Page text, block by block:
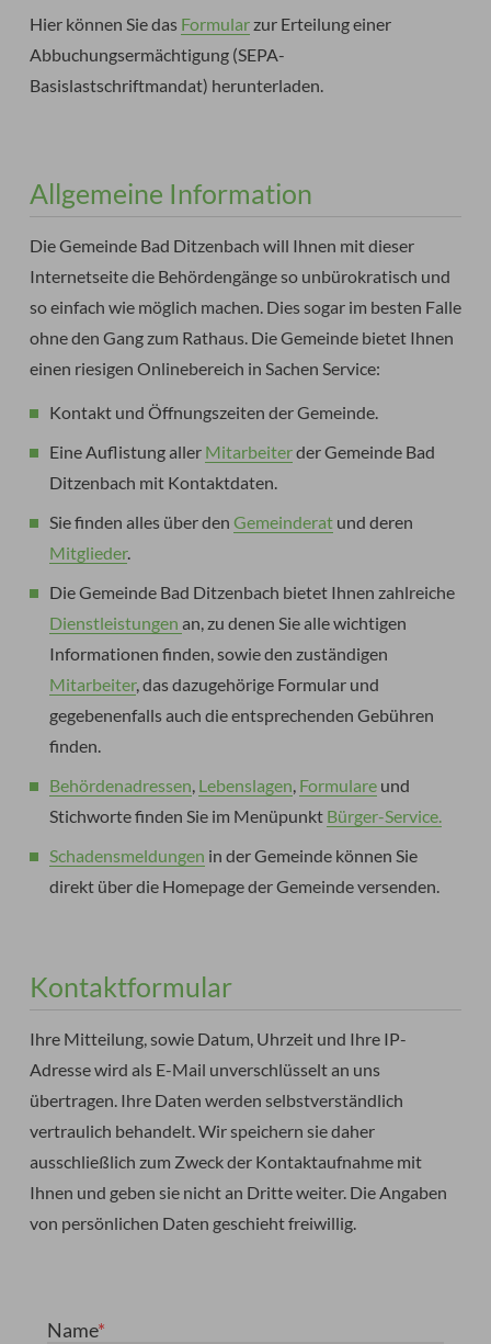
Hier können Sie das Formularzur Erteilung einer
Abbuchungsermächtigung (SEPA-
Basislastschriftmandat) herunterladen.
Allgemeine Information
Die Gemeinde Bad Ditzenbach will Ihnen mit dieser
Internetseite die Behördengänge so unbürokratisch und
so einfach wie möglich machen. Dies sogar im besten Falle
ohne den Gang zum Rathaus. Die Gemeinde bietet Ihnen
einen riesigen Onlinebereich in Sachen Service:
Kontakt und Öffnungszeiten der Gemeinde.
Eine Auflistung aller Mitarbeiterder Gemeinde Bad
Ditzenbach mit Kontaktdaten.
Sie finden alles über den Gemeinderatund deren
Mitglieder.
Die Gemeinde Bad Ditzenbach bietet Ihnen zahlreiche
Dienstleistungen an, zu denen Sie alle wichtigen
Informationen finden, sowie den zuständigen
Mitarbeiter, das dazugehörige Formular und
gegebenenfalls auch die entsprechenden Gebühren
finden.
Behördenadressen, Lebenslagen, Formulareund
Stichworte finden Sie im Menüpunkt Bürger-Service.
Schadensmeldungen in der Gemeinde können Sie
direkt über die Homepage der Gemeinde versenden.
Kontaktformular
Ihre Mitteilung, sowie Datum, Uhrzeit und Ihre IP-
Adresse wird als E-Mail unverschlüsselt an uns
übertragen. Ihre Daten werden selbstverständlich
vertraulich behandelt. Wir speichern sie daher
ausschließlich zum Zweck der Kontaktaufnahme mit
Ihnen und geben sie nicht an Dritte weiter. Die Angaben
von persönlichen Daten geschieht freiwillig.
Name